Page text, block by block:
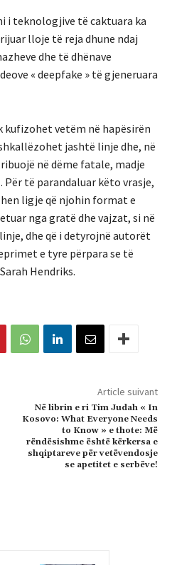
i teknologjive të caktuara ka
lloje të reja dhune ndaj
dhe të dhënave
« deepfake » të gjeneruara
kufizohet vetëm në hapësirën
jashtë linje dhe, në
në dëme fatale, madje
Për të parandaluar këto vrasje,
ligje që njohin format e
nga gratë dhe vajzat, si në
dhe që i detyrojnë autorët
e tyre përpara se të
Hendriks.
Article suivant
Në librin e ri Tim Judah « In
Kosovo: What Everyone Needs
to Know » e thote: Më
rëndësishme është kërkersa e
shqiptareve për vetëvendosje
se apetitet e serbëve!